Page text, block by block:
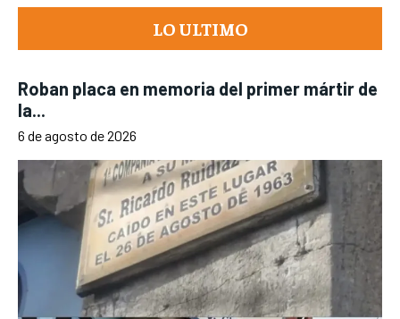
LO ULTIMO
Roban placa en memoria del primer mártir de
la...
6 de agosto de 2026